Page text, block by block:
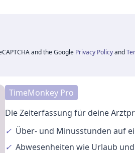
and the Google Privacy Policy and
TimeMonkey Pro
Die Zeiterfassung für deine
✓ Über- und Minusstunden auf
✓ Abwesenheitenwie Urlaub